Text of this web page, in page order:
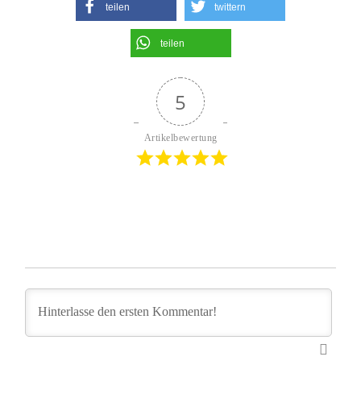
teilen twittern
teilen
5
Artikelbewertung